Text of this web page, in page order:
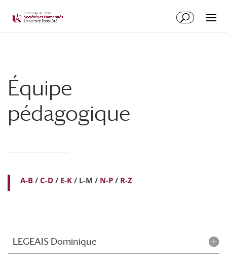
Équipe
pédagogique
A-B / C-D / E-K / L-M / N-P / R-Z
LEGEAIS Dominique